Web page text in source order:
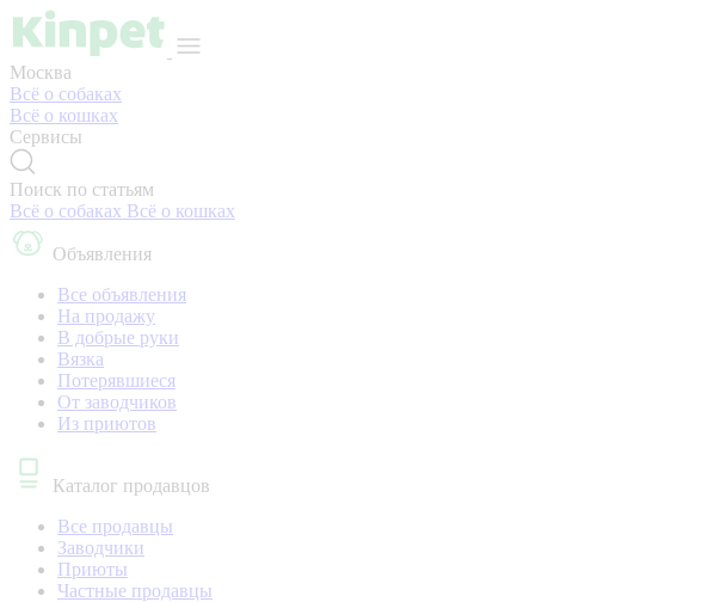
Москва
Всё о собаках
Всё о кошках
Сервисы
Поиск по статьям
Всё о собаках Всё о кошках
Объявления
Все объявления
На продажу
В добрые руки
Вязка
Потерявшиеся
От заводчиков
Из приютов
Каталог продавцов
Все продавцы
Заводчики
Приюты
Частные продавцы